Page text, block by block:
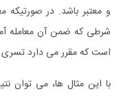
و معتبر باشد. در صورتیکه
شرطی که ضمن آن معامله
است که مقرر می دارد تسری
با این مثال ها، می توان